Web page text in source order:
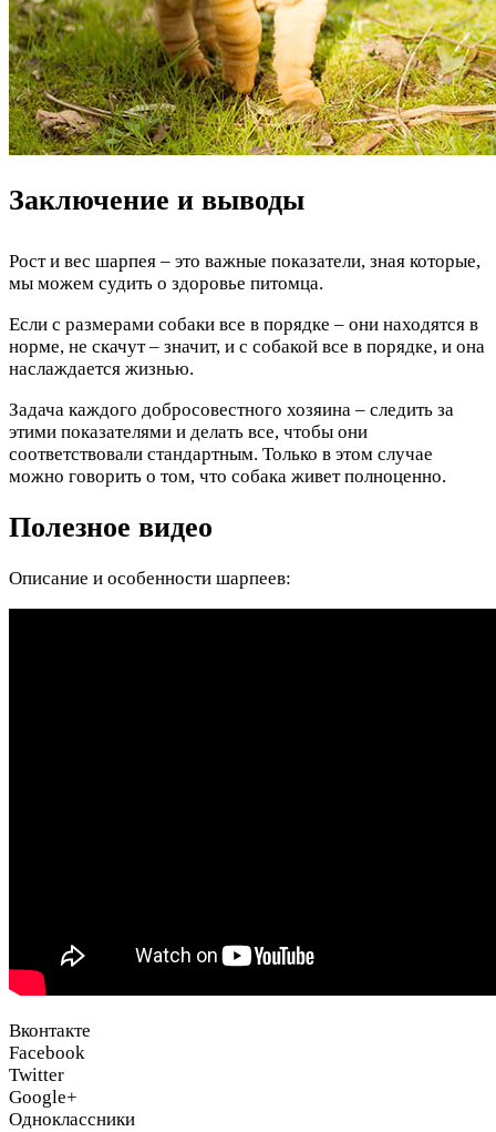
Заключение и выводы
Рост и вес шарпея – это важные показатели, зная которые,
мы можем судить о здоровье питомца.
Если с размерами собаки все в порядке – они находятся в
норме, не скачут – значит, и с собакой все в порядке, и она
наслаждается жизнью.
Задача каждого добросовестного хозяина – следить за
этими показателями и делать все, чтобы они
соответствовали стандартным. Только в этом случае
можно говорить о том, что собака живет полноценно.
Полезное видео
Описание и особенности шарпеев:
Вконтакте
Facebook
Twitter
Google+
Одноклассники